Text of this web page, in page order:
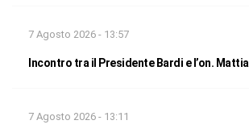
7 Agosto 2026 - 13:57
Incontro tra il Presidente Bardi e l’on. Mattia
7 Agosto 2026 - 13:11